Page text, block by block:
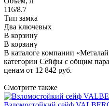
116/8.7
Тип замка
Два ключевых
В корзину
В корзину
В каталоге компании
категории Сейфы с общим
ценам от 12 842 руб.
Смотрите также